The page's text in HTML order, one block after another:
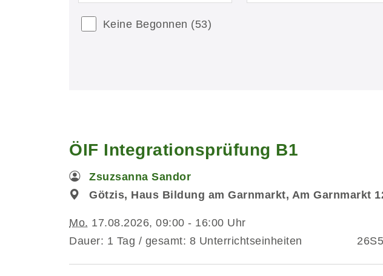
Keine Begonnen (53)
ÖIF Integrationsprüfung B1
Zsuzsanna Sandor
Götzis, Haus Bildung am Garnmarkt, Am Garnmarkt
Mo. 17.08.2026, 09:00 - 16:00 Uhr
Dauer: 1 Tag / gesamt: 8 Unterrichtseinheiten